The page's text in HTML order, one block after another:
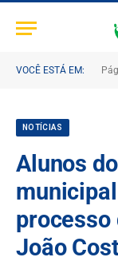
VOCÊ ESTÁ EM:
NOTÍCIAS
Alunos
processo
João